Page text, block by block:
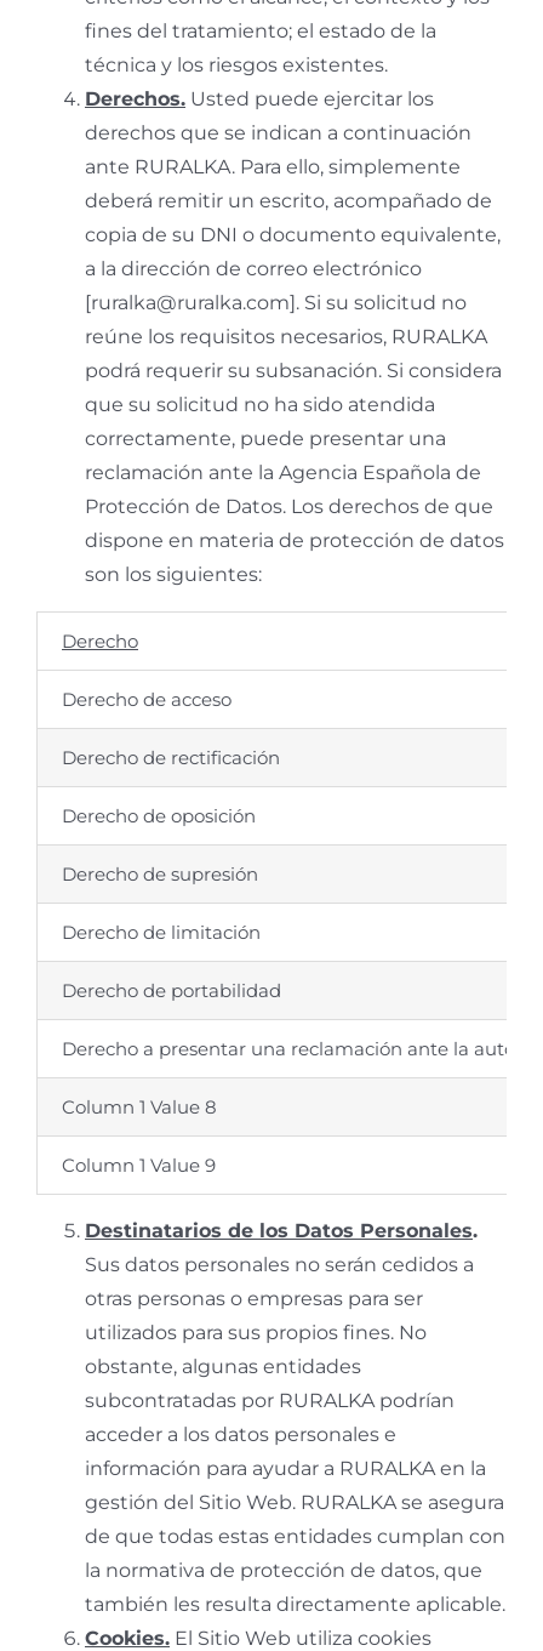
fines del tratamiento; el estado de la
técnica y los riesgos existentes.
Derechos. Usted puede ejercitar los
derechos que se indican a continuación
ante RURALKA. Para ello, simplemente
deberá remitir un escrito, acompañado de
copia de su DNI o documento equivalente,
a la dirección de correo electrónico
[ruralka@ruralka.com]. Si su solicitud no
reúne los requisitos necesarios, RURALKA
podrá requerir su subsanación. Si considera
que su solicitud no ha sido atendida
correctamente, puede presentar una
reclamación ante la Agencia Española de
Protección de Datos. Los derechos de que
dispone en materia de protección de datos
son los siguientes:
Derecho
Derecho de acceso
Derecho de rectificación
Derecho de oposición
Derecho de supresión
Derecho de limitación
Derecho de portabilidad
Derecho a presentar una reclamación ante la
Column 1 Value 8
Column 1 Value 9
Destinatarios de los Datos Personales.
Sus datos personales no serán cedidos a
otras personas o empresas para ser
utilizados para sus propios fines. No
obstante, algunas entidades
subcontratadas por RURALKA podrían
acceder a los datos personales e
información para ayudar a RURALKA en la
gestión del Sitio Web. RURALKA se asegura
de que todas estas entidades cumplan con
la normativa de protección de datos, que
también les resulta directamente aplicable.
Cookies. El Sitio Web utiliza cookies